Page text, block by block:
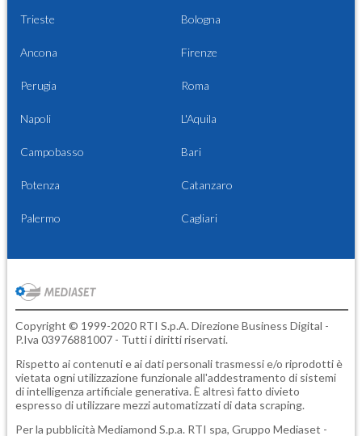
Trieste Bologna
Ancona Firenze
Perugia Roma
Napoli L'Aquila
Campobasso Bari
Potenza Catanzaro
Palermo Cagliari
Copyright © 1999-2020 RTI S.p.A. Direzione Business Digital -
P.Iva 03976881007 - Tutti i diritti riservati.
Rispetto ai contenuti e ai dati personali trasmessi e/o riprodotti è
vietata ogni utilizzazione funzionale all'addestramento di sistemi
di intelligenza artificiale generativa. È altresì fatto divieto
espresso di utilizzare mezzi automatizzati di data scraping.
Per la pubblicità Mediamond S.p.a. RTI spa, Gruppo Mediaset -